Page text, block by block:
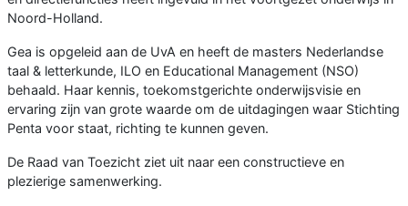
Noord-Holland.
Gea is opgeleid aan de UvA en heeft de masters Nederlandse
taal & letterkunde, ILO en Educational Management (NSO)
behaald. Haar kennis, toekomstgerichte onderwijsvisie en
ervaring zijn van grote waarde om de uitdagingen waar Stichting
Penta voor staat, richting te kunnen geven.
De Raad van Toezicht ziet uit naar een constructieve en
plezierige samenwerking.